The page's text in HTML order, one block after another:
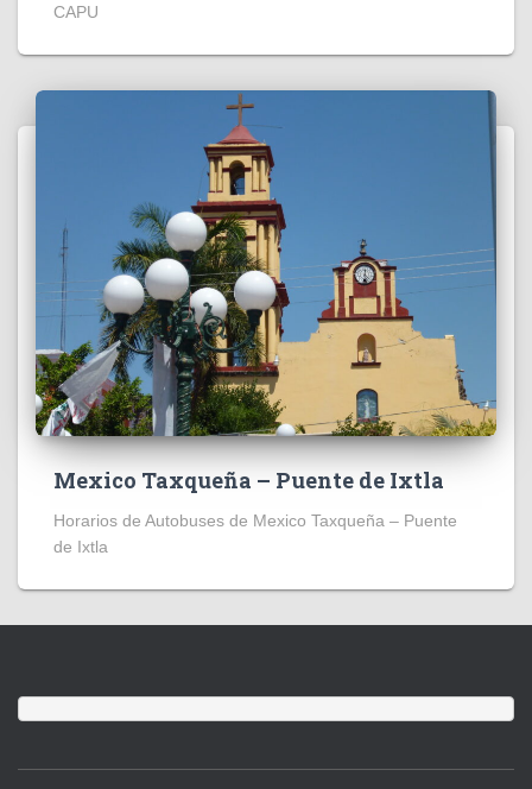
CAPU
Mexico Taxqueña – Puente de Ixtla
Horarios de Autobuses de Mexico Taxqueña – Puente
de Ixtla